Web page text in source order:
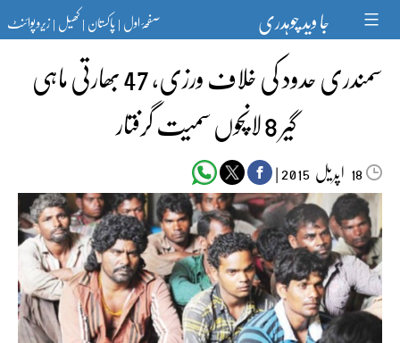
content جا وید چوہدری صفحۂ اول|پاکستان|کھیل|زیرو پوائنٹ
سمندری حدود کی خلاف ورزی، 47 بھارتی ماہی
گیر 8 لانچوں سمیت گرفتار
18 اپریل‬‮ |